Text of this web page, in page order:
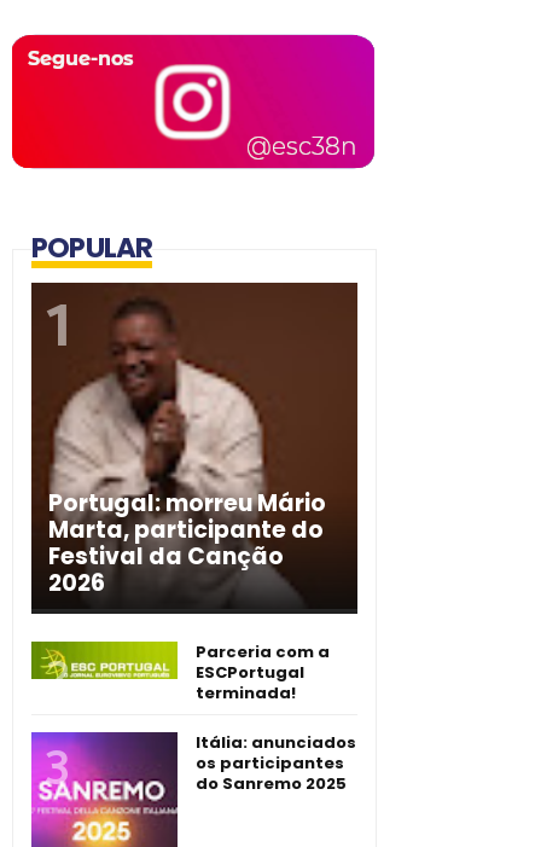
POPULAR
Portugal: morreu Mário
Marta, participante do
Festival da Canção
2026
Parceria com a
ESCPortugal
terminada!
Itália: anunciados
os participantes
do Sanremo 2025